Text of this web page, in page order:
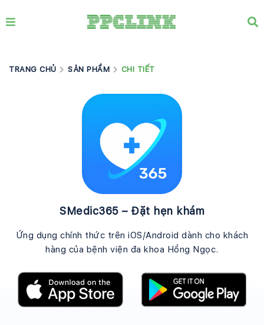
TRANG CHỦ SẢN PHẨM CHI TIẾT
SMedic365 – Đặt hẹn khám
Ứng dụng chính thức trên iOS/Android dành cho khách
hàng của bệnh viện đa khoa Hồng Ngọc.